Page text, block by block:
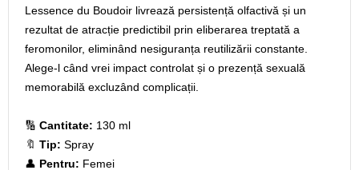
Lessence du Boudoir livrează persistență olfactivă și un
rezultat de atracție predictibil prin eliberarea treptată a
feromonilor, eliminând nesiguranța reutilizării constante.
Alege-l când vrei impact controlat și o prezență sexuală
memorabilă excluzând complicații.
🔢 Cantitate: 130 ml
🔖 Tip: Spray
👤 Pentru: Femei